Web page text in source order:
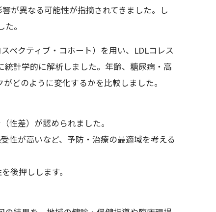
が異なる可能性が指摘されてきました。し
。
ペクティブ・コホート）を用い、LDLコレス
計学的に解析しました。年齢、糖尿病・高
どのように変化するかを比較しました。
性差）が認められました。
性が高いなど、予防・治療の最適域を考える
後押しします。